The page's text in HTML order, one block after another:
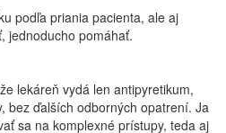
podľa priania pacienta, ale aj
jednoducho pomáhať.
lekáreň vydá len antipyretikum,
bez ďalších odborných opatrení. Ja
sa na komplexné prístupy, teda aj